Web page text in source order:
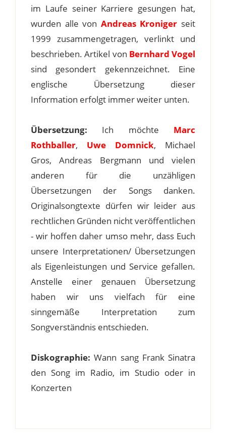
im Laufe seiner Karriere gesungen hat,
wurden alle von Andreas Kroniger seit
1999 zusammengetragen, verlinkt und
beschrieben. Artikel von Bernhard Vogel
sind gesondert gekennzeichnet. Eine
englische Übersetzung dieser
Information erfolgt immer weiter unten.
Übersetzung: Ich möchte Marc
Rothballer, Uwe Domnick, Michael
Gros, Andreas Bergmann und vielen
anderen für die unzähligen
Übersetzungen der Songs danken.
Originalsongtexte dürfen wir leider aus
rechtlichen Gründen nicht veröffentlichen
- wir hoffen daher umso mehr, dass Euch
unsere Interpretationen/ Übersetzungen
als Eigenleistungen und Service gefallen.
Anstelle einer genauen Übersetzung
haben wir uns vielfach für eine
sinngemäße Interpretation zum
Songverständnis entschieden.
Diskographie: Wann sang Frank Sinatra
den Song im Radio, im Studio oder in
Konzerten